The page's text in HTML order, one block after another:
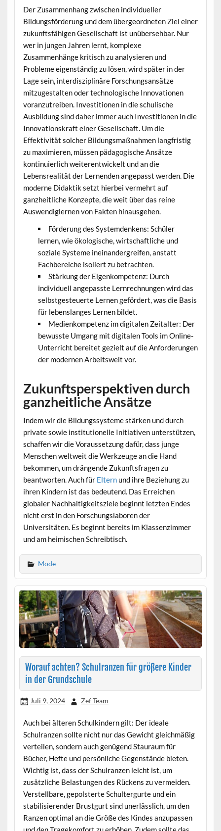
Der Zusammenhang zwischen individueller
Bildungsförderung und dem übergeordneten Ziel einer
zukunftsfähigen Gesellschaft ist unübersehbar. Nur
wer in jungen Jahren lernt, komplexe
Zusammenhänge kritisch zu analysieren und
Probleme eigenständig zu lösen, wird später in der
Lage sein, interdisziplinäre Forschungsansätze
mitzugestalten oder technologische Innovationen
voranzutreiben. Investitionen in die schulische
Ausbildung sind daher immer auch Investitionen in die
Innovationskraft einer Gesellschaft. Um die
Effektivität solcher Bildungsmaßnahmen langfristig
zu maximieren, müssen pädagogische Ansätze
kontinuierlich weiterentwickelt und an die
Lebensrealität der Lernenden angepasst werden. Die
moderne Didaktik setzt hierbei vermehrt auf
ganzheitliche Konzepte, die weit über das reine
Auswendiglernen von Fakten hinausgehen.
Förderung des Systemdenkens: Schüler
lernen, wie ökologische, wirtschaftliche und
soziale Systeme ineinandergreifen, anstatt
Fachbereiche isoliert zu betrachten.
Stärkung der Eigenkompetenz: Durch
individuell angepasste Lernrechnungen wird das
selbstgesteuerte Lernen gefördert, was die Basis
für lebenslanges Lernen bildet.
Medienkompetenz im digitalen Zeitalter: Der
bewusste Umgang mit digitalen Tools im Online-
Unterricht bereitet gezielt auf die Anforderungen
der modernen Arbeitswelt vor.
Zukunftsperspektiven durch
ganzheitliche Ansätze
Indem wir die Bildungssysteme stärken und durch
private sowie institutionelle Initiativen unterstützen,
schaffen wir die Voraussetzung dafür, dass junge
Menschen weltweit die Werkzeuge an die Hand
bekommen, um drängende Zukunftsfragen zu
beantworten. Auch für Elternund ihre Beziehung zu
ihren Kindern ist das bedeutend. Das Erreichen
globaler Nachhaltigkeitsziele beginnt letzten Endes
nicht erst in den Forschungslaboren der
Universitäten. Es beginnt bereits im Klassenzimmer
und am heimischen Schreibtisch.
Mode
Worauf achten? Schulranzen für größere Kinder
in der Grundschule
Juli 9, 2024 Zef Team
Auch bei älteren Schulkindern gilt: Der ideale
Schulranzen sollte nicht nur das Gewicht gleichmäßig
verteilen, sondern auch genügend Stauraum für
Bücher, Hefte und persönliche Gegenstände bieten.
Wichtig ist, dass der Schulranzen leicht ist, um
zusätzliche Belastungen des Rückens zu vermeiden.
Verstellbare, gepolsterte Schultergurte und ein
stabilisierender Brustgurt sind unerlässlich, um den
Ranzen optimal an die Größe des Kindes anzupassen